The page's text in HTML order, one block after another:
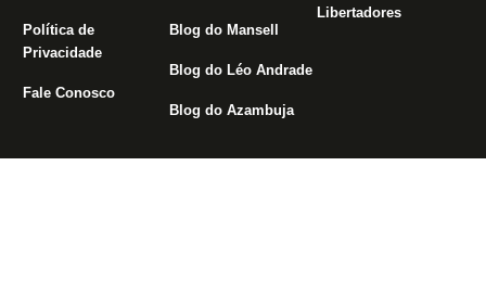
Política de
Privacidade
Fale Conosco
Blog do Mansell
Blog do Léo Andrade
Blog do Azambuja
Libertadores